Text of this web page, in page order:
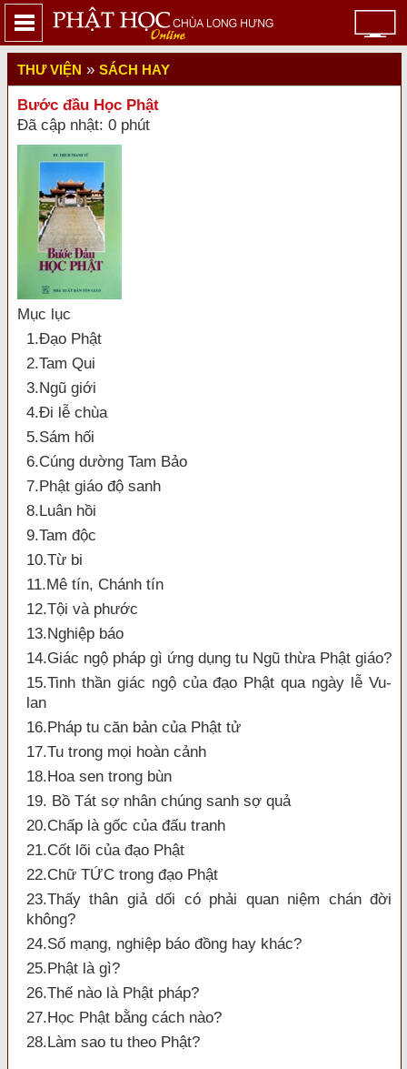
THƯ VIỆN » SÁCH HAY
Bước đầu Học Phật
Đã cập nhật: 0 phút
Mục lục
1.Ðạo Phật
2.Tam Qui
3.Ngũ giới
4.Đi lễ chùa
5.Sám hối
6.Cúng dường Tam Bảo
7.Phật giáo độ sanh
8.Luân hồi
9.Tam độc
10.Từ bi
11.Mê tín, Chánh tín
12.Tội và phước
13.Nghiệp báo
14.Giác ngộ pháp gì ứng dụng tu Ngũ thừa Phật giáo?
15.Tinh thần giác ngộ của đạo Phật qua ngày lễ Vu-
lan
16.Pháp tu căn bản của Phật tử
17.Tu trong mọi hoàn cảnh
18.Hoa sen trong bùn
19. Bồ Tát sợ nhân chúng sanh sợ quả
20.Chấp là gốc của đấu tranh
21.Cốt lõi của đạo Phật
22.Chữ TỨC trong đạo Phật
23.Thấy thân giả dối có phải quan niệm chán đời
không?
24.Số mạng, nghiệp báo đồng hay khác?
25.Phật là gì?
26.Thế nào là Phật pháp?
27.Học Phật bằng cách nào?
28.Làm sao tu theo Phật?